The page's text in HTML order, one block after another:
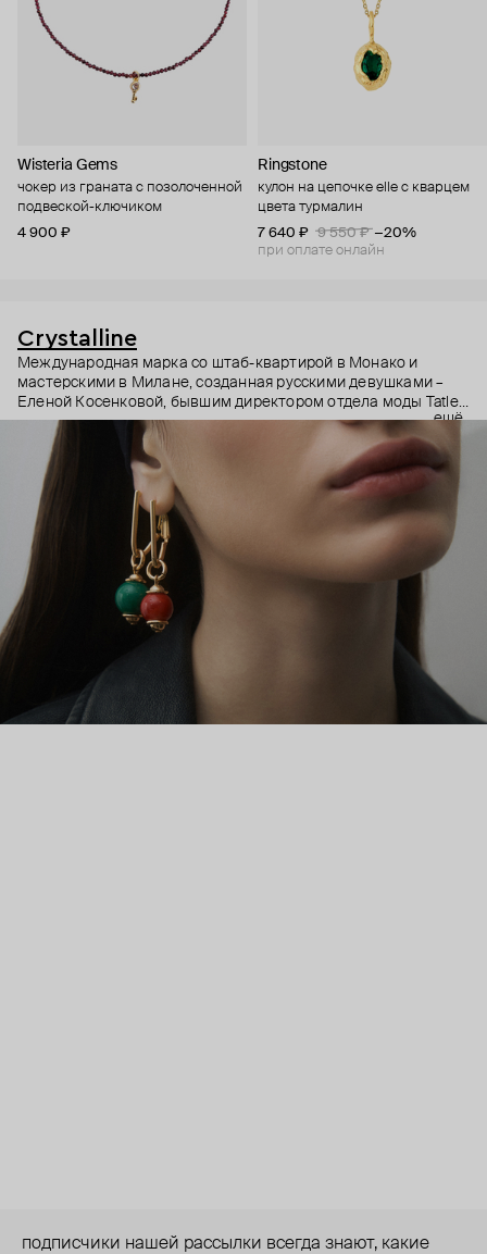
Wisteria Gems
чокер из граната с позолоченной
подвеской-ключиком
4 900 ₽
Ringstone
кулон на цепочке elle c кварцем
цвета турмалин
7 640 ₽
9 550 ₽ −20%
при оплате онлайн
Crystalline
Международная марка со штаб-квартирой в Монако и
мастерскими в Милане, созданная русскими девушками –
Еленой Косенковой, бывшим директором отдела моды Tatler,
и Кирой Похитон, экс-издателем Vogue Russia. Украшения
бренда – это дизайн, вдохновленный современным
искусством и архитектурой, необычные и интересные
материалы: полудрагоценные и синтетические камни,
созданные и обработанные специально для бренда,
высокотехнологичный пластик. Новая коллекция вторит
супрематизму Казимира Малевича и его сподвижников.
ещё
подписчики нашей рассылки всегда знают, какие